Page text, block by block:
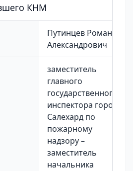
КНМ
Путинцев Роман
Александрович
заместитель
главного
государственного
инспектора города
Салехард по
пожарному
надзору –
заместитель
начальника